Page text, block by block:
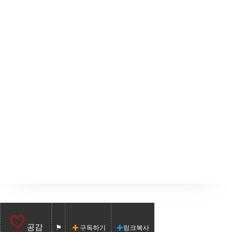
공감 구독하기 링크복사